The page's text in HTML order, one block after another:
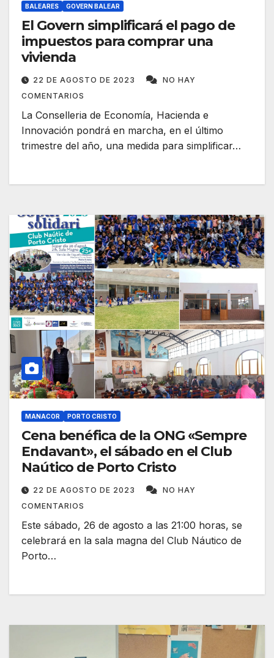
BALEARES GOVERN BALEAR
El Govern simplificará el pago de
impuestos para comprar una
vivienda
22 DE AGOSTO DE 2023
NO HAY
COMENTARIOS
La Conselleria de Economía, Hacienda e
Innovación pondrá en marcha, en el último
trimestre del año, una medida para simplificar…
MANACOR PORTO CRISTO
Cena benéfica de la ONG «Sempre
Endavant», el sábado en el Club
Naútico de Porto Cristo
22 DE AGOSTO DE 2023
NO HAY
COMENTARIOS
Este sábado, 26 de agosto a las 21:00 horas, se
celebrará en la sala magna del Club Náutico de
Porto…